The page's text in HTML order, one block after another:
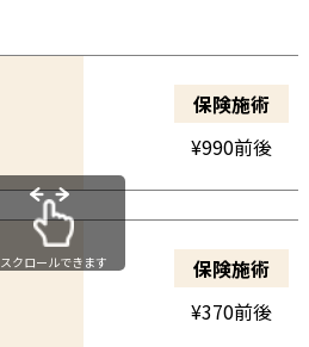
保険施術
¥990前後
保険施術
¥370前後
スクロールできます